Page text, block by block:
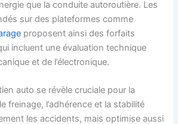
que la conduite autoroutière. Les
sur des plateformes comme
proposent ainsi des forfaits
incluent une évaluation technique
et de l’électronique.
auto se révèle cruciale pour la
freinage, l’adhérence et la stabilité
les accidents, mais optimise aussi